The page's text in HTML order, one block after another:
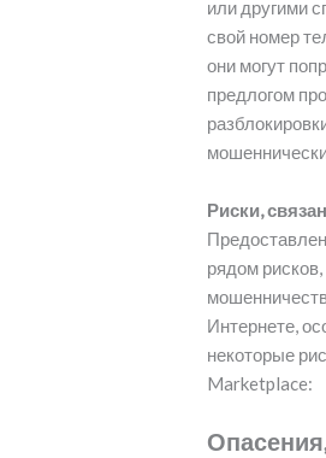
или другими
свой номер
они могут
предлогом
Риски,
рядом
Интернете,
некоторые
Marketplace: